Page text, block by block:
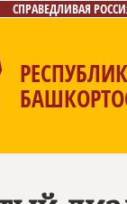
СПРАВЕДЛИВАЯ
Контакты